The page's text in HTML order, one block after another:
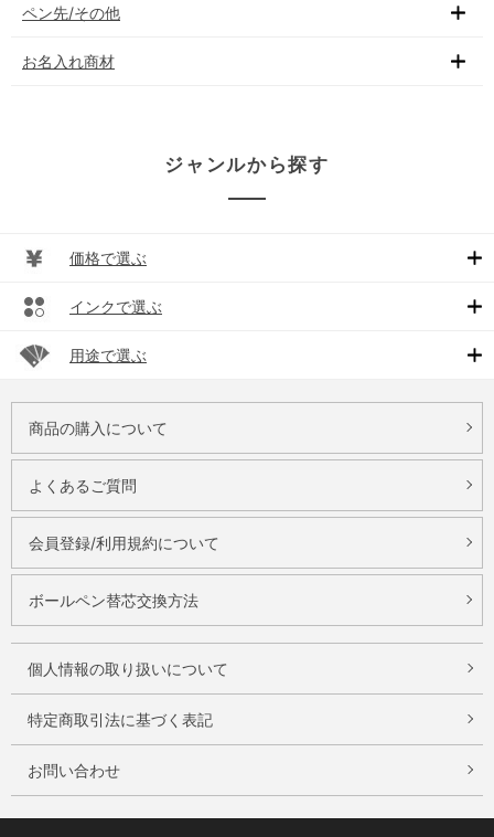
ペン先/その他
お名入れ商材
ジャンルから探す
価格で選ぶ
インクで選ぶ
用途で選ぶ
商品の購入について
よくあるご質問
会員登録/利用規約について
ボールペン替芯交換方法
個人情報の取り扱いについて
特定商取引法に基づく表記
お問い合わせ